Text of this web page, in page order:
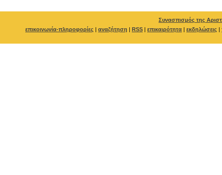
Συνασπισμός της
επικοινωνία-πληροφορίες | αναζήτηση | RSS | επικαιρότητα | εκδηλώσεις |